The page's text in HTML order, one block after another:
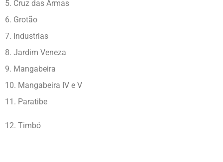
5. Cruz das Armas
6. Grotão
7. Industrias
8. Jardim Veneza
9. Mangabeira
10. Mangabeira IV e V
11. Paratibe
12. Timbó